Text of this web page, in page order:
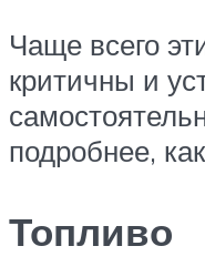
Чаще всего
критичны и
подробнее,
Топливо